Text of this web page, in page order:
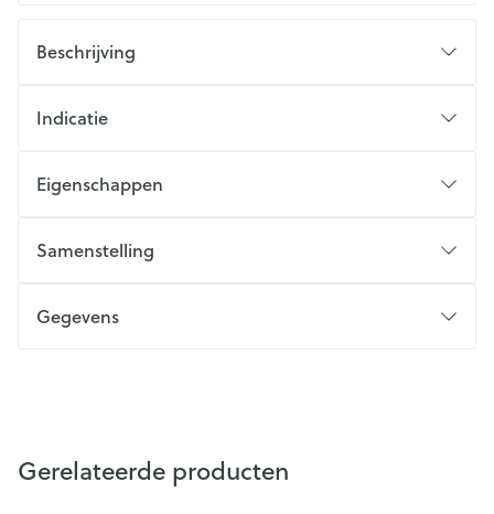
Beschrijving
Indicatie
Eigenschappen
Samenstelling
Gegevens
Gerelateerde producten